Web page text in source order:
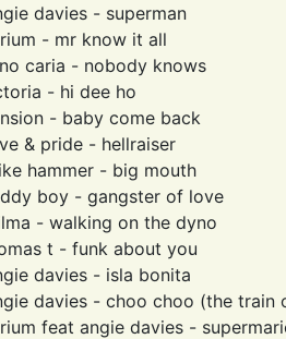
davies - superman
- mr know it all
caria - nobody knows
- hi dee ho
- baby come back
& pride - hellraiser
hammer - big mouth
boy - gangster of love
- walking on the dyno
t - funk about you
davies - isla bonita
davies - choo choo (the train
feat angie davies -